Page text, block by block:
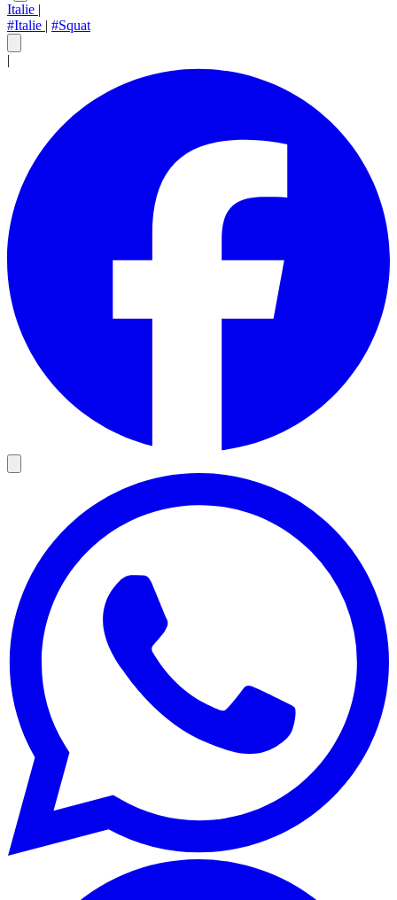
Italie |
#Italie | #Squat
|